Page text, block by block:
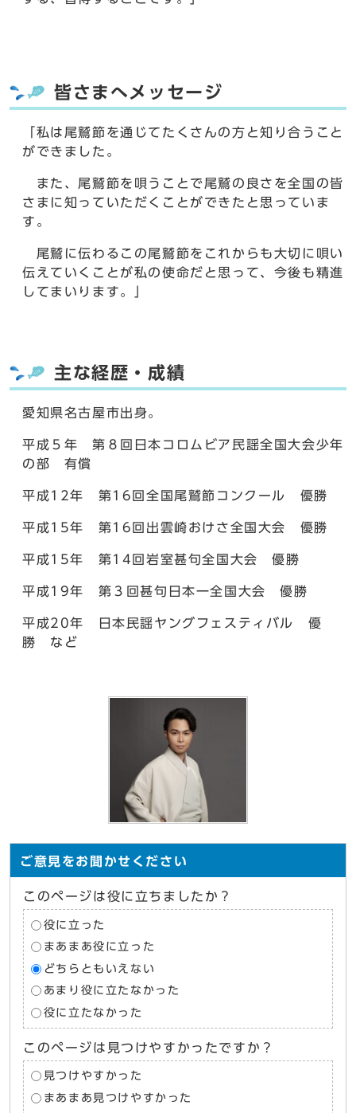
皆さまへメッセージ
「私は尾鷲節を通じてたくさんの方と知り合うこと
ができました。
また、尾鷲節を唄うことで尾鷲の良さを全国の皆
さまに知っていただくことができたと思っていま
す。
尾鷲に伝わるこの尾鷲節をこれからも大切に唄い
伝えていくことが私の使命だと思って、今後も精進
してまいります。」
主な経歴・成績
愛知県名古屋市出身。
平成５年 第８回日本コロムビア民謡全国大会少年
の部 有償
平成12年 第16回全国尾鷲節コンクール 優勝
平成15年 第16回出雲崎おけさ全国大会 優勝
平成15年 第14回岩室甚句全国大会 優勝
平成19年 第３回甚句日本一全国大会 優勝
平成20年 日本民謡ヤングフェスティバル 優
勝 など
ご意見をお聞かせください
このページは役に立ちましたか？
役に立った
まあまあ役に立った
どちらともいえない
あまり役に立たなかった
役に立たなかった
このページは見つけやすかったですか？
見つけやすかった
まあまあ見つけやすかった